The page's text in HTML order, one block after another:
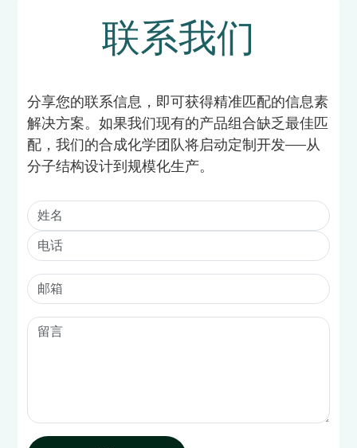
联系我们
分享您的联系信息，即可获得精准匹配的信息素
解决方案。如果我们现有的产品组合缺乏最佳匹
配，我们的合成化学团队将启动定制开发——从
分子结构设计到规模化生产。